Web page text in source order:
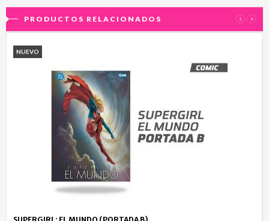
PRODUCTOS RELACIONADOS ‹ ›
NUEVO